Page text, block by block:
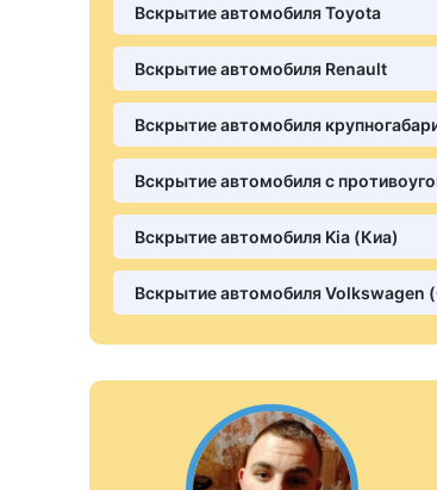
Вскрытие автомобиля Toyota
Вскрытие автомобиля Renault
Вскрытие автомобиля
Вскрытие автомобиля с
Вскрытие автомобиля Kia (Киа)
Вскрытие автомобиля Volkswagen